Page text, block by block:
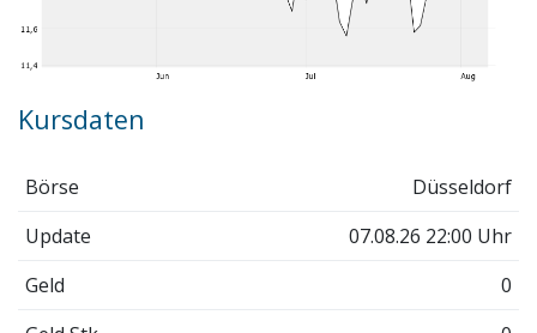
Kursdaten
Börse
Düsseldorf
Update
07.08.26 22:00 Uhr
Geld
0